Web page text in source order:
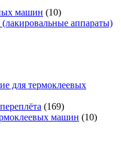
машин (10)
аппараты)
для термоклеевых
(169)
машин (10)